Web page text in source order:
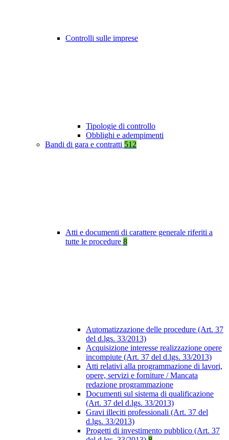
Controlli sulle imprese
Tipologie di controllo
Obblighi e adempimenti
Bandi di gara e contratti 512
Atti e documenti di carattere generale riferiti a
tutte le procedure 8
Automatizzazione delle procedure (Art. 37
del d.lgs. 33/2013)
Acquisizione interesse realizzazione opere
incompiute (Art. 37 del d.lgs. 33/2013)
Atti relativi alla programmazione di lavori,
opere, servizi e forniture / Mancata
redazione programmazione
Documenti sul sistema di qualificazione
(Art. 37 del d.lgs. 33/2013)
Gravi illeciti professionali (Art. 37 del
d.lgs. 33/2013)
Progetti di investimento pubblico (Art. 37